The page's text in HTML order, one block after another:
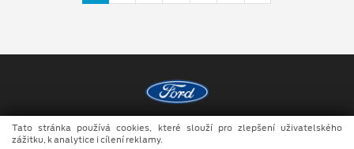
Copyright ©2026 Auto JIPE s.r.o.
Tato stránka používá cookies, které slouží pro zlepšení uživatelského
zážitku, k analytice i cílení reklamy.